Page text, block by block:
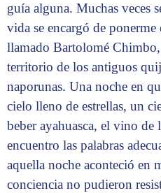
guía alguna. Muchas veces
vida se encargó de
llamado Bartolomé
territorio de los antiguos
naporunas. Una noche en
cielo lleno de estrellas, un
beber ayahuasca, el vino de
encuentro las palabras
aquella noche aconteció en
conciencia no pudieron